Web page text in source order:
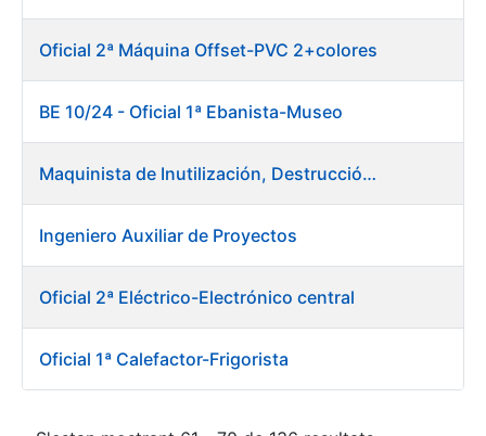
Oficial 2ª Máquina Offset-PVC 2+colores
BE 10/24 - Oficial 1ª Ebanista-Museo
Maquinista de Inutilización, Destrucción y Empacado de Papel
Ingeniero Auxiliar de Proyectos
Oficial 2ª Eléctrico-Electrónico central
Oficial 1ª Calefactor-Frigorista